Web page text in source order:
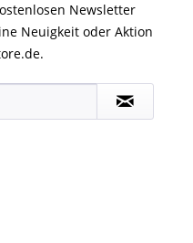
Newsletter
Neuigkeit oder Aktion